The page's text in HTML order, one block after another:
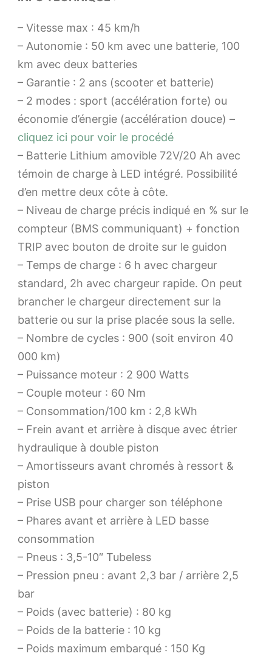
– Vitesse max : 45 km/h
– Autonomie : 50 km avec une batterie, 100
km avec deux batteries
– Garantie : 2 ans (scooter et batterie)
– 2 modes : sport (accélération forte) ou
économie d’énergie (accélération douce) –
cliquez ici pour voir le procédé
– Batterie Lithium amovible 72V/20 Ah avec
témoin de charge à LED intégré. Possibilité
d’en mettre deux côte à côte.
– Niveau de charge précis indiqué en % sur le
compteur (BMS communiquant) + fonction
TRIP avec bouton de droite sur le guidon
– Temps de charge : 6 h avec chargeur
standard, 2h avec chargeur rapide. On peut
brancher le chargeur directement sur la
batterie ou sur la prise placée sous la selle.
– Nombre de cycles : 900 (soit environ 40
000 km)
– Puissance moteur : 2 900 Watts
– Couple moteur : 60 Nm
– Consommation/100 km : 2,8 kWh
– Frein avant et arrière à disque avec étrier
hydraulique à double piston
– Amortisseurs avant chromés à ressort &
piston
– Prise USB pour charger son téléphone
– Phares avant et arrière à LED basse
consommation
– Pneus : 3,5-10″ Tubeless
– Pression pneu : avant 2,3 bar / arrière 2,5
bar
– Poids (avec batterie) : 80 kg
– Poids de la batterie : 10 kg
– Poids maximum embarqué : 150 Kg